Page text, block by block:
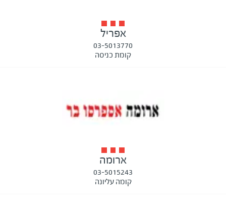
אפריל
03-5013770
קומת כניסה
ארומה
03-5015243
קומה עליונה